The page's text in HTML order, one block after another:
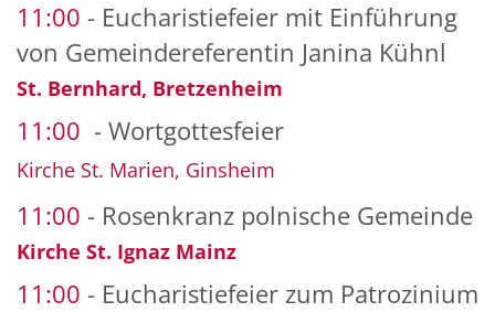
11:00
Eucharistiefeier mit Einführung
von Gemeindereferentin Janina Kühnl
St. Bernhard, Bretzenheim
11:00 Wortgottesfeier
Kirche St. Marien, Ginsheim
11:00 Rosenkranz polnische Gemeinde
Kirche St. Ignaz Mainz
11:00 Eucharistiefeier zum Patrozinium